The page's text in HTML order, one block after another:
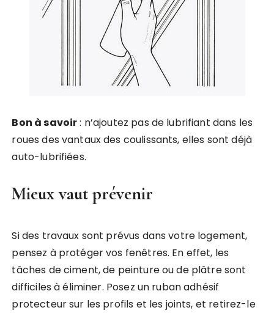
Bon à savoir: n’ajoutez pas de lubrifiant dans les
roues des vantaux des coulissants, elles sont déjà
auto-lubrifiées.
Mieux vaut prévenir
Si des travaux sont prévus dans votre logement,
pensez à protéger vos fenêtres. En effet, les
tâches de ciment, de peinture ou de plâtre sont
difficiles à éliminer. Posez un ruban adhésif
protecteur sur les profils et les joints, et retirez-le